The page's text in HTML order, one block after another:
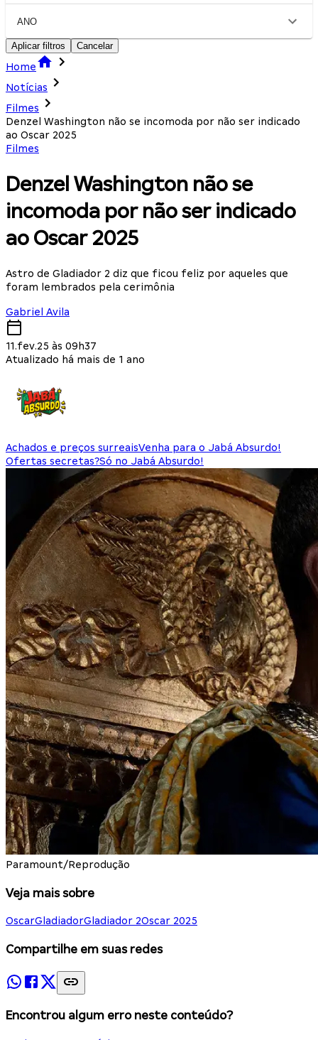
ANO
Aplicar filtros Cancelar
Home
Notícias
Filmes
Denzel Washington não se incomoda por não ser indicado
ao Oscar 2025
Filmes
Denzel Washington não se
incomoda por não ser indicado
ao Oscar 2025
Astro de Gladiador 2 diz que ficou feliz por aqueles que
foram lembrados pela cerimônia
Gabriel Avila
11.fev.25 às 09h37
Atualizado há mais de 1 ano
Achados e preços surreaisVenha para o Jabá Absurdo!
Ofertas secretas?Só no Jabá Absurdo!
Paramount/Reprodução
Veja mais sobre
OscarGladiadorGladiador 2Oscar 2025
Compartilhe em suas redes
Encontrou algum erro neste conteúdo?